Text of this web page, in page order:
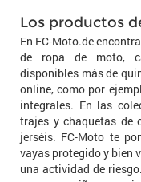
Los productos
En FC-Moto.de
de ropa de moto,
disponibles más de
online, como por
integrales. En las
trajes y chaquetas de
jerséis. FC-Moto te
vayas protegido y bien
una actividad de